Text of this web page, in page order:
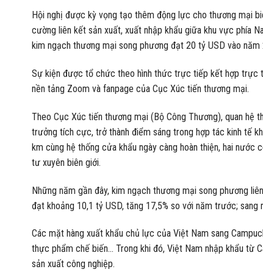
Hội nghị được kỳ vọng tạo thêm động lực cho thương mại
cường liên kết sản xuất, xuất nhập khẩu giữa khu vực phía
kim ngạch thương mại song phương đạt 20 tỷ USD vào năm
Sự kiện được tổ chức theo hình thức trực tiếp kết hợp trực
nền tảng Zoom và fanpage của Cục Xúc tiến thương mại.
Theo Cục Xúc tiến thương mại (Bộ Công Thương), quan hệ
trưởng tích cực, trở thành điểm sáng trong hợp tác kinh tế
km cùng hệ thống cửa khẩu ngày càng hoàn thiện, hai
tư xuyên biên giới.
Những năm gần đây, kim ngạch thương mại song phương
đạt khoảng 10,1 tỷ USD, tăng 17,5% so với năm trước;
Các mặt hàng xuất khẩu chủ lực của Việt Nam sang
thực phẩm chế biến… Trong khi đó, Việt Nam nhập khẩu từ
sản xuất công nghiệp.